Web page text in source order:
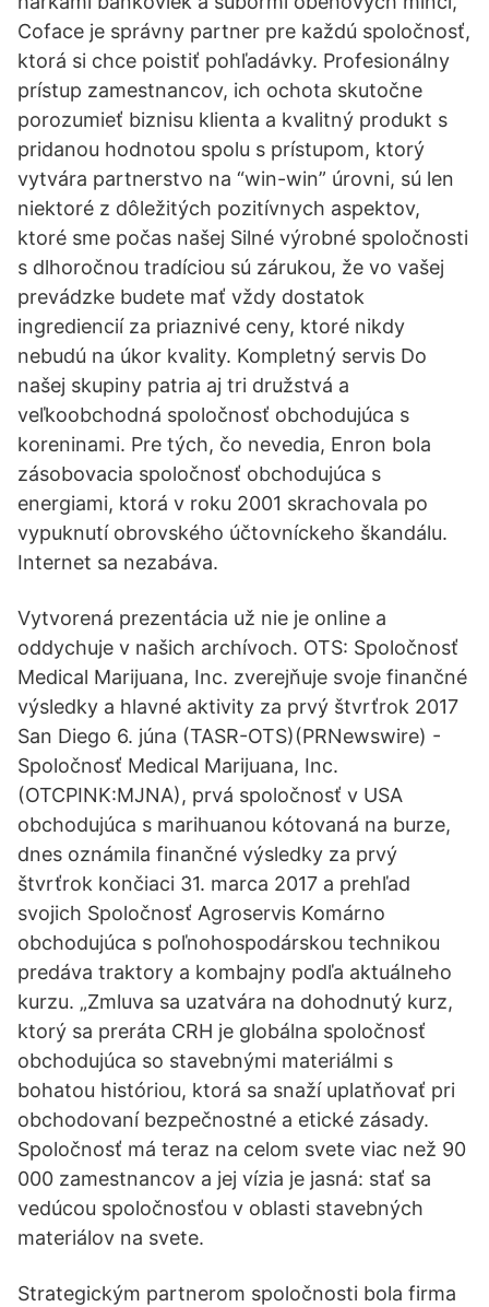
Coface je správny partner pre každú spoločnosť,
ktorá si chce poistiť pohľadávky. Profesionálny
prístup zamestnancov, ich ochota skutočne
porozumieť biznisu klienta a kvalitný produkt s
pridanou hodnotou spolu s prístupom, ktorý
vytvára partnerstvo na “win-win” úrovni, sú len
niektoré z dôležitých pozitívnych aspektov,
ktoré sme počas našej Silné výrobné spoločnosti
s dlhoročnou tradíciou sú zárukou, že vo vašej
prevádzke budete mať vždy dostatok
ingrediencií za priaznivé ceny, ktoré nikdy
nebudú na úkor kvality. Kompletný servis Do
našej skupiny patria aj tri družstvá a
veľkoobchodná spoločnosť obchodujúca s
koreninami. Pre tých, čo nevedia, Enron bola
zásobovacia spoločnosť obchodujúca s
energiami, ktorá v roku 2001 skrachovala po
vypuknutí obrovského účtovníckeho škandálu.
Internet sa nezabáva.
Vytvorená prezentácia už nie je online a
oddychuje v našich archívoch. OTS: Spoločnosť
Medical Marijuana, Inc. zverejňuje svoje finančné
výsledky a hlavné aktivity za prvý štvrťrok 2017
San Diego 6. júna (TASR-OTS)(PRNewswire) -
Spoločnosť Medical Marijuana, Inc.
(OTCPINK:MJNA), prvá spoločnosť v USA
obchodujúca s marihuanou kótovaná na burze,
dnes oznámila finančné výsledky za prvý
štvrťrok končiaci 31. marca 2017 a prehľad
svojich Spoločnosť Agroservis Komárno
obchodujúca s poľnohospodárskou technikou
predáva traktory a kombajny podľa aktuálneho
kurzu. „Zmluva sa uzatvára na dohodnutý kurz,
ktorý sa preráta CRH je globálna spoločnosť
obchodujúca so stavebnými materiálmi s
bohatou históriou, ktorá sa snaží uplatňovať pri
obchodovaní bezpečnostné a etické zásady.
Spoločnosť má teraz na celom svete viac než 90
000 zamestnancov a jej vízia je jasná: stať sa
vedúcou spoločnosťou v oblasti stavebných
materiálov na svete.
Strategickým partnerom spoločnosti bola firma